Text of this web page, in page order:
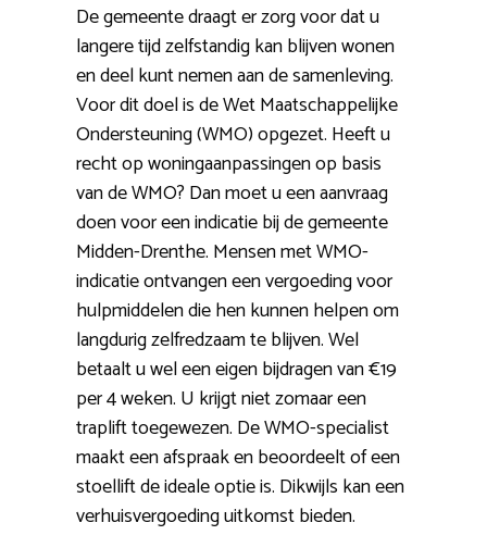
De gemeente draagt er zorg voor dat u
langere tijd zelfstandig kan blijven wonen
en deel kunt nemen aan de samenleving.
Voor dit doel is de Wet Maatschappelijke
Ondersteuning (WMO) opgezet. Heeft u
recht op woningaanpassingen op basis
van de WMO? Dan moet u een aanvraag
doen voor een indicatie bij de gemeente
Midden-Drenthe. Mensen met WMO-
indicatie ontvangen een vergoeding voor
hulpmiddelen die hen kunnen helpen om
langdurig zelfredzaam te blijven. Wel
betaalt u wel een eigen bijdragen van €19
per 4 weken. U krijgt niet zomaar een
traplift toegewezen. De WMO-specialist
maakt een afspraak en beoordeelt of een
stoellift de ideale optie is. Dikwijls kan een
verhuisvergoeding uitkomst bieden.